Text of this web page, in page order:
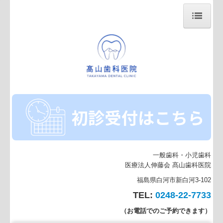
一般歯科・小児歯科
医療法人伸藤会 髙山歯科医院
福島県白河市新白河3-102
TEL: 0248-22-7733
（お電話でのご予約できます）